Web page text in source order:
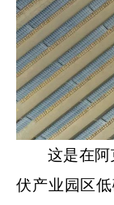
这是在阿克
伏产业园区